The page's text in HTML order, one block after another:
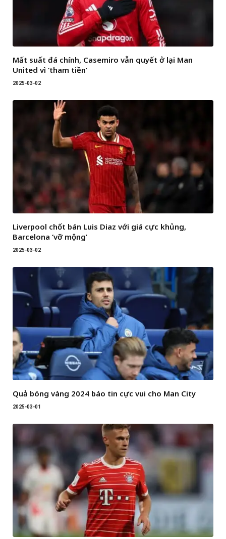
Mất suất đá chính, Casemiro vẫn quyết ở lại Man
United vì ‘tham tiền’
2025-03-02
Liverpool chốt bán Luis Diaz với giá cực khủng,
Barcelona ‘vỡ mộng’
2025-03-02
Quả bóng vàng 2024 báo tin cực vui cho Man City
2025-03-01